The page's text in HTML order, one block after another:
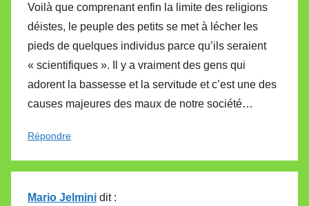
Voilà que comprenant enfin la limite des religions
déistes, le peuple des petits se met à lécher les
pieds de quelques individus parce qu’ils seraient
« scientifiques ». Il y a vraiment des gens qui
adorent la bassesse et la servitude et c’est une des
causes majeures des maux de notre société…
Répondre
Mario Jelmini dit :